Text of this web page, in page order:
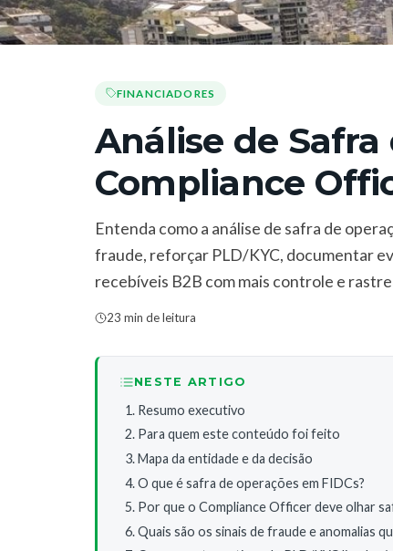
FINANCIADORES
Análise de Safra
Compliance
Entenda como a análise de safra de
fraude, reforçar PLD/KYC, documentar
recebíveis B2B com mais controle e
23 min de leitura
NESTE ARTIGO
Resumo executivo
Para quem este conteúdo foi feito
Mapa da entidade e da decisão
O que é safra de operações em FIDCs?
Por que o Compliance Officer deve olhar
Quais são os sinais de fraude e anomalias